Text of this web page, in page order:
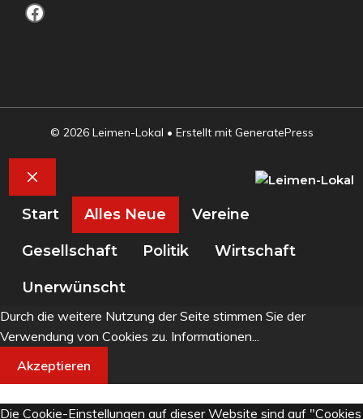
Facebook
© 2026 Leimen-Lokal • Erstellt mit GeneratePress
Schließen
Start Alles Neue Vereine
Gesellschaft Politik Wirtschaft
Unerwünscht
Durch die weitere Nutzung der Seite stimmen Sie der
Verwendung von Cookies zu. Informationen...
Akzeptieren
Die Cookie-Einstellungen auf dieser Website sind auf "Cookies